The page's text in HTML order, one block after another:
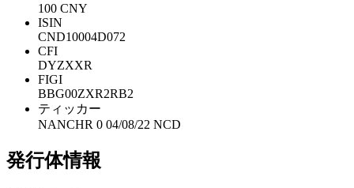
100 CNY
ISIN
CND10004D072
CFI
DYZXXR
FIGI
BBG00ZXR2RB2
ティッカー
NANCHR 0 04/08/22 NCD
発行体情報